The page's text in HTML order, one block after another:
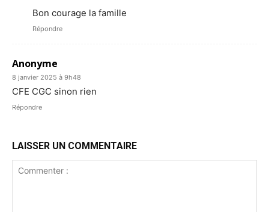
Bon courage la famille
Répondre
Anonyme
8 janvier 2025 à 9h48
CFE CGC sinon rien
Répondre
LAISSER UN COMMENTAIRE